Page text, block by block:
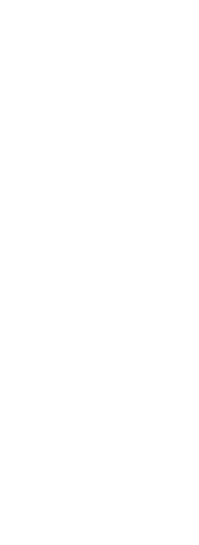
nhưng mỗi bộ
việc giúp tài
kim loại, bảo vệ
sử dụng.
nhựa lên giấy, giữ
nhàu hoặc kẹt